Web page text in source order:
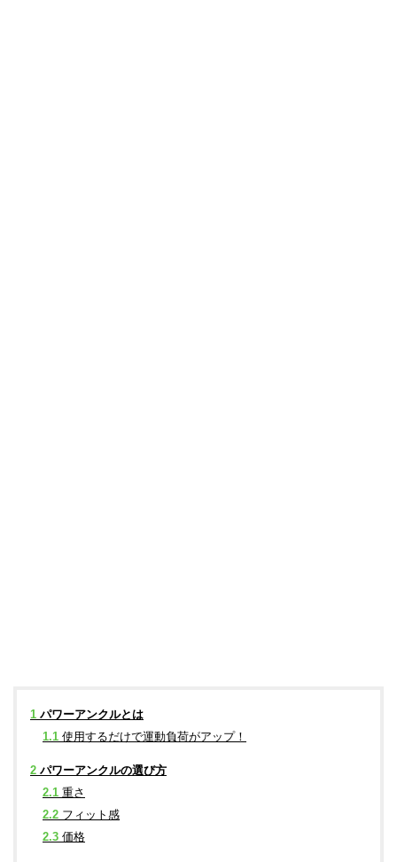
1 パワーアンクルとは
1.1 使用するだけで運動負荷がアップ！
2 パワーアンクルの選び方
2.1 重さ
2.2 フィット感
2.3 価格